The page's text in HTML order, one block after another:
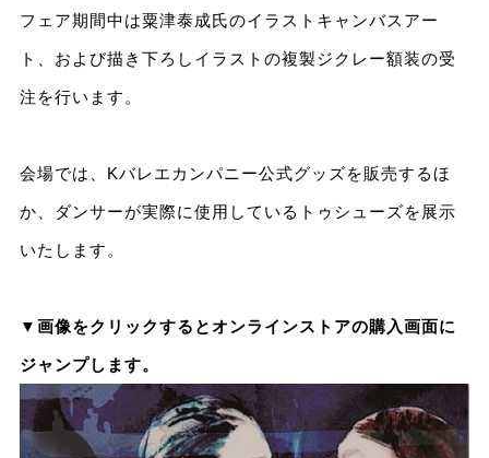
フェア期間中は粟津泰成氏のイラストキャンバスアー
ト、および描き下ろしイラストの複製ジクレー額装の受
注を行います。
会場では、Kバレエカンパニー公式グッズを販売するほ
か、ダンサーが実際に使用しているトゥシューズを展示
いたします。
▼画像をクリックするとオンラインストアの購入画面に
ジャンプします。